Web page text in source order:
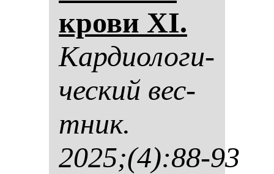
кро­ви XI.
Кар­ди­оло­ги­
чес­кий вес­
тник.
2025;(4):88-93